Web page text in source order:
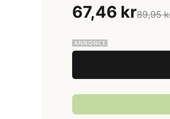
67,46 kr89,95